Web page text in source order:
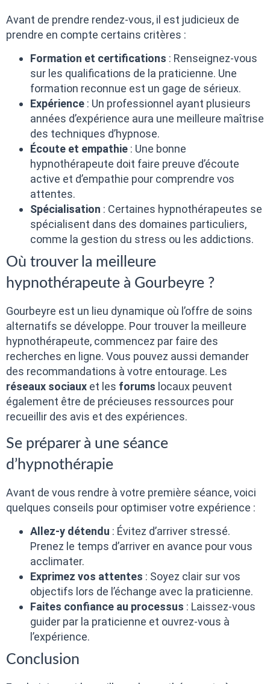
Avant de prendre rendez-vous, il est judicieux de
prendre en compte certains critères :
Formation et certifications : Renseignez-vous
sur les qualifications de la praticienne. Une
formation reconnue est un gage de sérieux.
Expérience : Un professionnel ayant plusieurs
années d’expérience aura une meilleure maîtrise
des techniques d’hypnose.
Écoute et empathie : Une bonne
hypnothérapeute doit faire preuve d’écoute
active et d’empathie pour comprendre vos
attentes.
Spécialisation : Certaines hypnothérapeutes se
spécialisent dans des domaines particuliers,
comme la gestion du stress ou les addictions.
Où trouver la meilleure
hypnothérapeute à Gourbeyre ?
Gourbeyre est un lieu dynamique où l’offre de soins
alternatifs se développe. Pour trouver la meilleure
hypnothérapeute, commencez par faire des
recherches en ligne. Vous pouvez aussi demander
des recommandations à votre entourage. Les
réseaux sociaux et les forums locaux peuvent
également être de précieuses ressources pour
recueillir des avis et des expériences.
Se préparer à une séance
d’hypnothérapie
Avant de vous rendre à votre première séance, voici
quelques conseils pour optimiser votre expérience :
Allez-y détendu : Évitez d’arriver stressé.
Prenez le temps d’arriver en avance pour vous
acclimater.
Exprimez vos attentes : Soyez clair sur vos
objectifs lors de l’échange avec la praticienne.
Faites confiance au processus : Laissez-vous
guider par la praticienne et ouvrez-vous à
l’expérience.
Conclusion